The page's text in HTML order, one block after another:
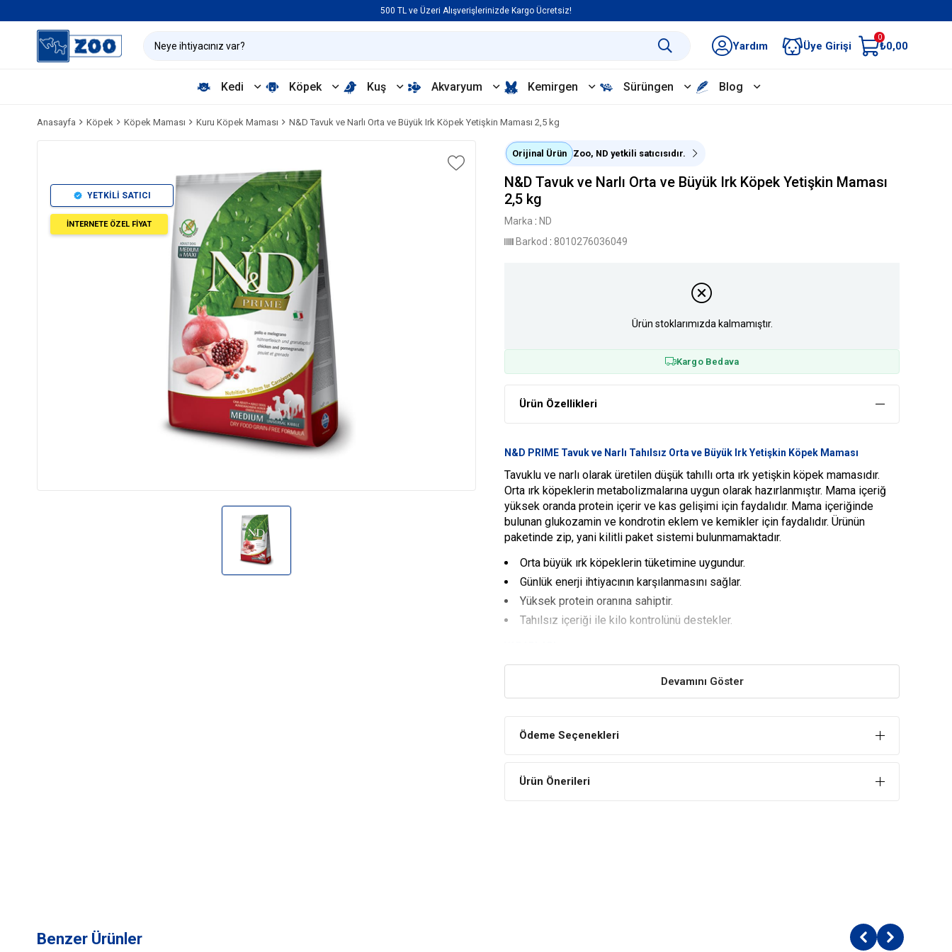
500 TL ve Üzeri Alışverişlerinizde Kargo Ücretsiz!
Yardım Üye Girişi
0
₺0,00
Kedi Köpek Kuş Akvaryum Kemirgen Sürüngen Blog
Anasayfa Köpek Köpek Maması Kuru Köpek Maması N&D Tavuk ve Narlı Orta ve Büyük Irk Köpek Yetişkin Maması 2,5 kg
YETKİLİ SATICI
İNTERNETE ÖZEL FİYAT
Orijinal Ürün Zoo, ND yetkili satıcısıdır.
N&D Tavuk ve Narlı Orta ve Büyük Irk Köpek Yetişkin Maması
2,5 kg
Marka : ND
Barkod : 8010276036049
Ürün stoklarımızda kalmamıştır.
Kargo Bedava
Ürün Özellikleri
N&D PRIME Tavuk ve Narlı Tahılsız Orta ve Büyük Irk Yetişkin Köpek Maması
Tavuklu ve narlı olarak üretilen düşük tahıllı orta ırk yetişkin köpek mamasıdır.
Orta ırk köpeklerin metabolizmalarına uygun olarak hazırlanmıştır. Mama içeriğ
yüksek oranda protein içerir ve kas gelişimi için faydalıdır. Mama içeriğinde
bulunan glukozamin ve kondrotin eklem ve kemikler için faydalıdır. Ürünün
paketinde zip, yani kilitli paket sistemi bulunmamaktadır.
Orta büyük ırk köpeklerin tüketimine uygundur.
Günlük enerji ihtiyacının karşılanmasını sağlar.
Yüksek protein oranına sahiptir.
Tahılsız içeriği ile kilo kontrolünü destekler.
Diyabet ve Obeziteyi Önler
Kaliteli Vitamin ve Mineral İçeriği Sağlığı Destekler
Devamını Göster
Ödeme Seçenekleri
Ürün Önerileri
Benzer Ürünler